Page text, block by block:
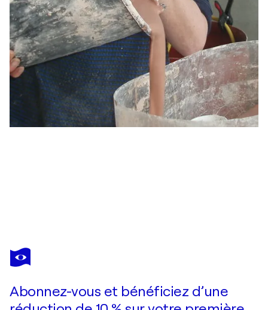
ANNEMARIE PETRI
Abonnez-vous et bénéficiez d’une